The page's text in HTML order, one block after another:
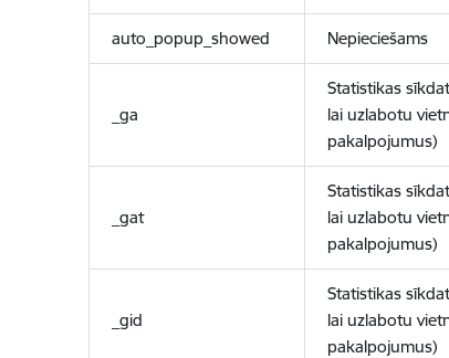
auto_popup_showed Nepieciešams
_ga
Statistikas
lai uzlabotu
pakalpojumus)
_gat
Statistikas
lai uzlabotu
pakalpojumus)
_gid
Statistikas
lai uzlabotu
pakalpojumus)